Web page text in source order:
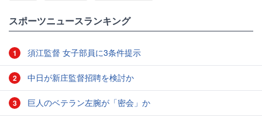
スポーツニュースランキング
1 須江監督 女子部員に3条件提示
2 中日が新庄監督招聘を検討か
3 巨人のベテラン左腕が「密会」か